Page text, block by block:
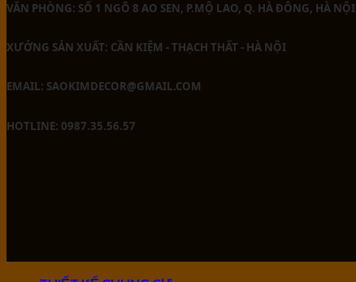
VĂN PHÒNG: SỐ 1 NGÕ 8 AO SEN, P.MỘ LAO, Q. HÀ ĐÔNG, HÀ NỘI
XƯỞNG SẢN XUẤT: CẦN KIỆM - THẠCH THẤT - HÀ NỘI
EMAIL: SAOKIMDECOR@GMAIL.COM
HOTLINE: 0987.35.56.57